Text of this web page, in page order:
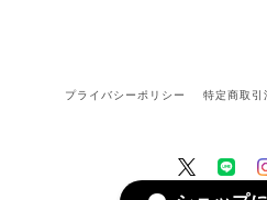
プライバシーポリシー 特定商取引